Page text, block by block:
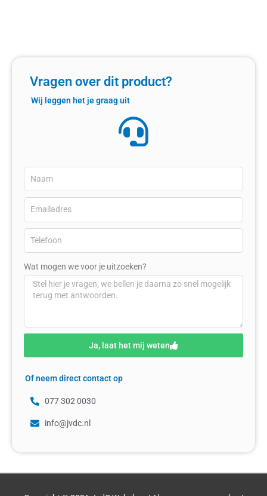
Vragen over dit product?
Wij leggen het je graag uit
Wat mogen we voor je uitzoeken?
Ja, laat het mij weten
Of neem direct contact op
077 302 0030
info@jvdc.nl